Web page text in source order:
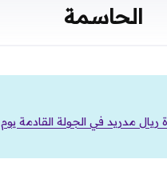
الحاسمة
مدريد في الجولة القادمة يوم